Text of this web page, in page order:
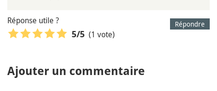
Répondre
Réponse utile ?
5/5 (1 vote)
Ajouter un commentaire